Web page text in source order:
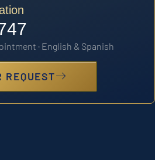
· English & Spanish
REQUEST